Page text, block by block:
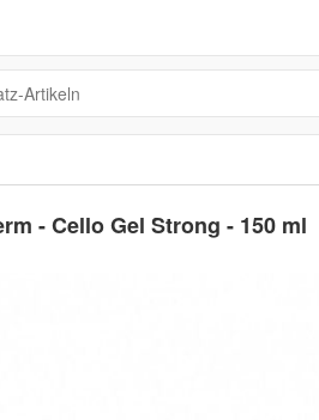
- Cello Gel Strong - 150 ml